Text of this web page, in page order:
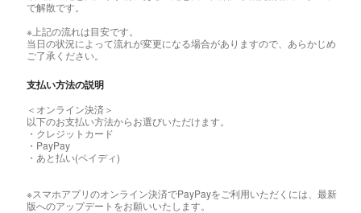
で解散です。
※上記の流れは目安です。
当日の状況によって流れが変更になる場合がありますので、あらかじめ
ご了承ください。
支払い方法の説明
＜オンライン決済＞
以下のお支払い方法からお選びいただけます。
・クレジットカード
・PayPay
・あと払い(ペイディ)
※スマホアプリのオンライン決済でPayPayをご利用いただくには、最新
版へのアップデートをお願いいたします。